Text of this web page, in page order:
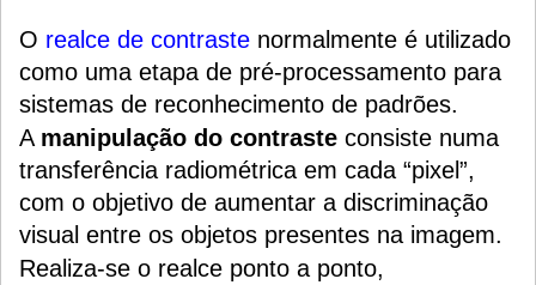
O realce de contraste normalmente é utilizado
como uma etapa de pré-processamento para
sistemas de reconhecimento de padrões.
A manipulação do contraste consiste numa
transferência radiométrica em cada “pixel”,
com o objetivo de aumentar a discriminação
visual entre os objetos presentes na imagem.
Realiza-se o realce ponto a ponto,